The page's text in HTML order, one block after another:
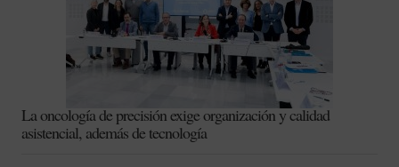
La oncología de precisión exige organización y calidad
asistencial, además de tecnología